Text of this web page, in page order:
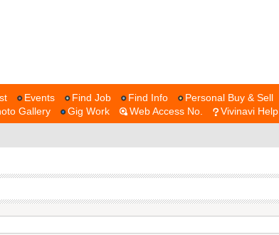
Events Find Job Find Info Personal Buy & Sell
Gallery Gig Work Web Access No. Vivinavi Help